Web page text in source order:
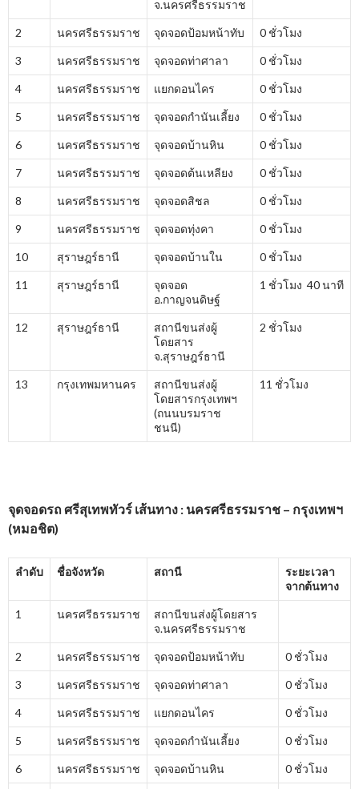
จ.นครศรีธรรมราช
2 นครศรีธรรมราช จุดจอดป้อมหน้าทับ 0 ชั่วโมง
3 นครศรีธรรมราช จุดจอดท่าศาลา 0 ชั่วโมง
4 นครศรีธรรมราช แยกดอนไคร 0 ชั่วโมง
5 นครศรีธรรมราช จุดจอดกำนันเลี้ยง 0 ชั่วโมง
6 นครศรีธรรมราช จุดจอดบ้านหิน 0 ชั่วโมง
7 นครศรีธรรมราช จุดจอดต้นเหลียง 0 ชั่วโมง
8 นครศรีธรรมราช จุดจอดสิชล 0 ชั่วโมง
9 นครศรีธรรมราช จุดจอดทุ่งคา 0 ชั่วโมง
10 สุราษฎร์ธานี จุดจอดบ้านใน 0 ชั่วโมง
11 สุราษฎร์ธานี
จุดจอด
อ.กาญจนดิษฐ์
1 ชั่วโมง 40 นาที
12 สุราษฎร์ธานี
สถานีขนส่งผู้
โดยสาร
จ.สุราษฎร์ธานี
2 ชั่วโมง
13 กรุงเทพมหานคร
สถานีขนส่งผู้
โดยสารกรุงเทพฯ
(ถนนบรมราช
ชนนี)
11 ชั่วโมง
จุดจอดรถ ศรีสุเทพทัวร์ เส้นทาง : นครศรีธรรมราช – กรุงเทพฯ
(หมอชิต)
ลำดับ ชื่อจังหวัด สถานี
ระยะเวลา
จากต้นทาง
1 นครศรีธรรมราช
สถานีขนส่งผู้โดยสาร
จ.นครศรีธรรมราช
2 นครศรีธรรมราช จุดจอดป้อมหน้าทับ 0 ชั่วโมง
3 นครศรีธรรมราช จุดจอดท่าศาลา 0 ชั่วโมง
4 นครศรีธรรมราช แยกดอนไคร 0 ชั่วโมง
5 นครศรีธรรมราช จุดจอดกำนันเลี้ยง 0 ชั่วโมง
6 นครศรีธรรมราช จุดจอดบ้านหิน 0 ชั่วโมง